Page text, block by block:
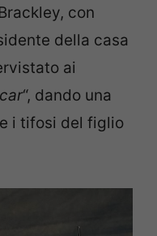
con
della casa
ai
“, dando una
i tifosi del figlio